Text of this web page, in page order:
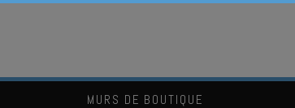
MURS DE BOUTIQUE